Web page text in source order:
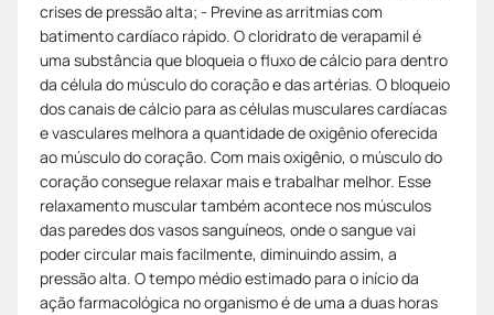
crises de pressão alta; - Previne as arritmias com
batimento cardíaco rápido. O cloridrato de verapamil é
uma substância que bloqueia o fluxo de cálcio para dentro
da célula do músculo do coração e das artérias. O bloqueio
dos canais de cálcio para as células musculares cardíacas
e vasculares melhora a quantidade de oxigênio oferecida
ao músculo do coração. Com mais oxigênio, o músculo do
coração consegue relaxar mais e trabalhar melhor. Esse
relaxamento muscular também acontece nos músculos
das paredes dos vasos sanguíneos, onde o sangue vai
poder circular mais facilmente, diminuindo assim, a
pressão alta. O tempo médio estimado para o início da
ação farmacológica no organismo é de uma a duas horas